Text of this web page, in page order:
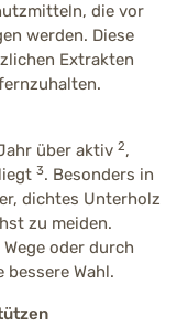
die vor
werden. Diese
Extrakten
über aktiv 2,
3. Besonders in
dichtes Unterholz
zu meiden.
oder durch
Wahl.